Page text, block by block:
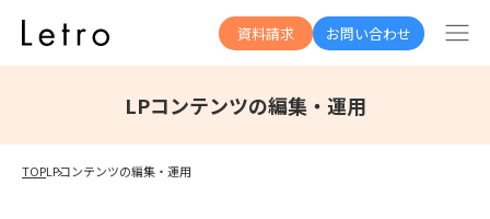
資料請求 お問い合わせ
LPコンテンツの編集・運用
TOPLPコンテンツの編集・運用